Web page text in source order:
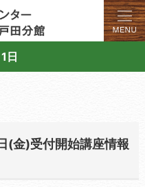
日
案内しています。
総合案内サイト
(金)受付開始講座情報